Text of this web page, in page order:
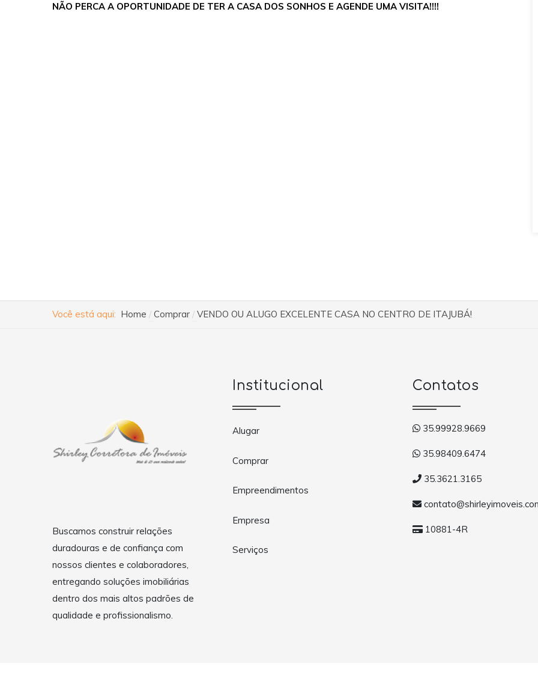
NÃO PERCA A OPORTUNIDADE DE TER A CASA DOS SONHOS E AGENDE UMA VISITA!!!!
Você está aqui: Home Comprar VENDO OU ALUGO EXCELENTE CASA NO CENTRO DE ITAJUBÁ!
Buscamos construir relações
duradouras e de confiança com
nossos clientes e colaboradores,
entregando soluções imobiliárias
dentro dos mais altos padrões de
qualidade e profissionalismo.
Institucional
Alugar
Comprar
Empreendimentos
Empresa
Serviços
Contatos
35.99928.9669
35.98409.6474
35.3621.3165
10881-4R